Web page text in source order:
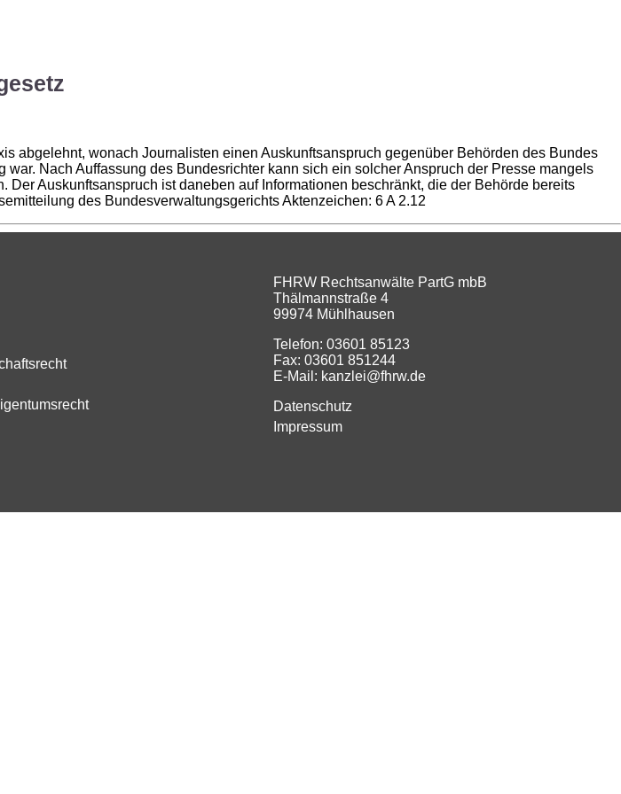
abgelehnt, wonach Journalisten einen Auskunftsanspruch gegenüber Behörden des Bundes
Nach Auffassung des Bundesrichter kann sich ein solcher Anspruch der Presse mangels
Auskunftsanspruch ist daneben auf Informationen beschränkt, die der Behörde bereits
des Bundesverwaltungsgerichts Aktenzeichen: 6 A 2.12
FHRW Rechtsanwälte PartG mbB
Thälmannstraße 4
99974 Mühlhausen
Telefon: 03601 85123
Fax: 03601 851244
E-Mail: kanzlei@fhrw.de
Datenschutz
Impressum